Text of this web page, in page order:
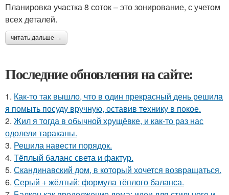
Планировка участка 8 соток – это зонирование, с учетом
всех деталей.
читать дальше →
Последние обновления на сайте:
1. Как-то так вышло, что в один прекрасный день решила
я помыть посуду вручную, оставив технику в покое.
2. Жил я тогда в обычной хрущёвке, и как-то раз нас
одолели тараканы.
3. Решила навести порядок.
4. Тёплый баланс света и фактур.
5. Скандинавский дом, в который хочется возвращаться.
6. Серый + жёлтый: формула тёплого баланса.